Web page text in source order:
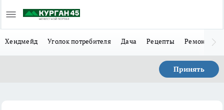
Хендмейд Уголок потребителя Дача Рецепты Ремонт
Принять